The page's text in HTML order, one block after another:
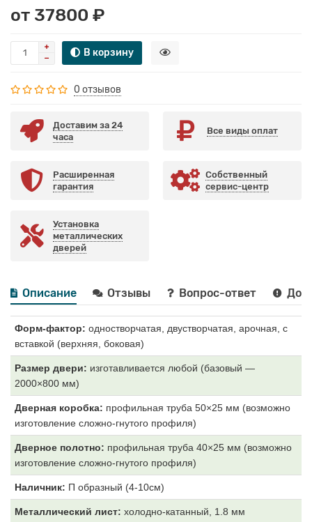
от 37800 ₽
В корзину
0 отзывов
Доставим за 24
часа
Все виды оплат
Расширенная
гарантия
Собственный
сервис-центр
Установка
металлических
дверей
Описание Отзывы Вопрос-ответ
Форм-фактор: одностворчатая, двустворчатая, арочная, с
вставкой (верхняя, боковая)
Размер двери: изготавливается любой (базовый —
2000×800 мм)
Дверная коробка: профильная труба 50×25 мм (возможно
изготовление сложно-гнутого профиля)
Дверное полотно: профильная труба 40×25 мм (возможно
изготовление сложно-гнутого профиля)
Наличник: П образный (4-10см)
Металлический лист: холодно-катанный, 1.8 мм